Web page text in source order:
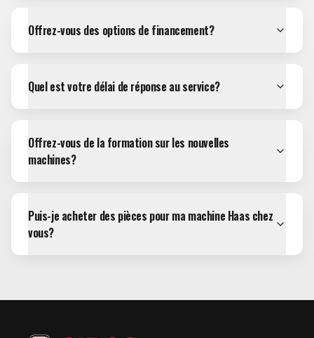
Offrez-vous des options de financement?
Quel est votre délai de réponse au service?
Offrez-vous de la formation sur les nouvelles
machines?
Puis-je acheter des pièces pour ma machine Haas chez
vous?